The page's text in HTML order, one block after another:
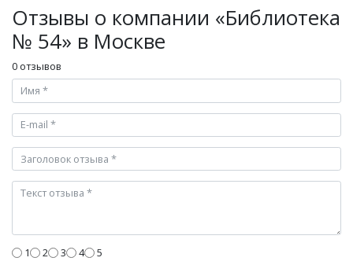
Отзывы о компании «Библиотека
№ 54» в Москве
0 отзывов
1 2 3 4 5